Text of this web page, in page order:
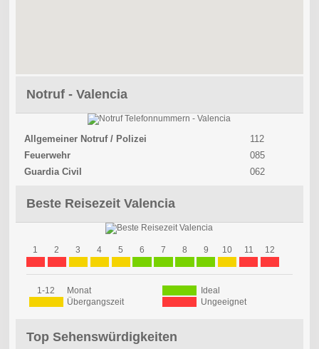
Notruf - Valencia
Allgemeiner Notruf / Polizei
112
Feuerwehr
085
Guardia Civil
062
Beste Reisezeit Valencia
1 2 3 4 5 6 7 8 9 10 11 12
1-12 Monat
Ideal
Übergangszeit
Ungeeignet
Top Sehenswürdigkeiten